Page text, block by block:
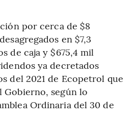
por cerca de $8
en $7,3
de caja y $675,4 mil
ya decretados
del 2021 de Ecopetrol que
según lo
Ordinaria del 30 de